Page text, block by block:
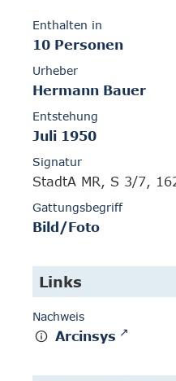
Enthalten in
10 Personen
Urheber
Hermann Bauer
Entstehung
Juli 1950
Signatur
StadtA MR, S 3/7,
Gattungsbegriff
Bild/Foto
Links
Nachweis
Arcinsys